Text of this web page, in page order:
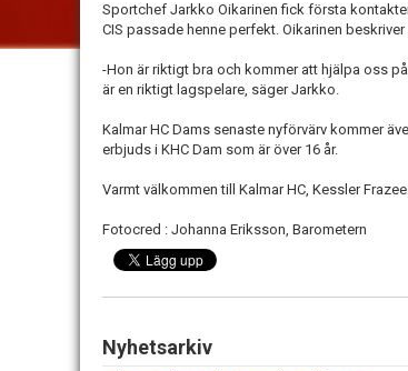
Sportchef Jarkko Oikarinen fick första
CIS passade henne perfekt. Oikarinen
-Hon är riktigt bra och kommer att hjälpa oss
är en riktigt lagspelare, säger Jarkko.
Kalmar HC Dams senaste nyförvärv kommer
erbjuds i KHC Dam som är över 16 år.
Varmt välkommen till Kalmar HC, Kessler
Fotocred : Johanna Eriksson, Barometern
Nyhetsarkiv